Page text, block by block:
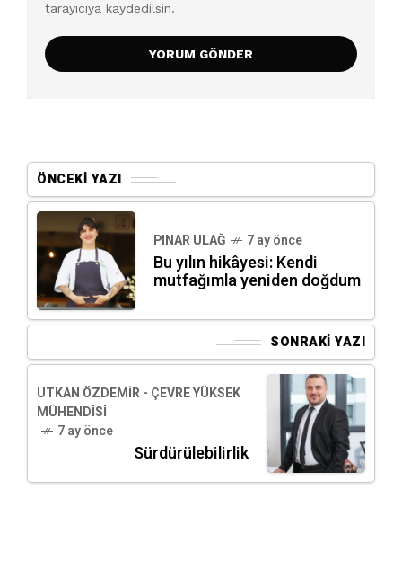
tarayıcıya kaydedilsin.
ÖNCEKI YAZI
PINAR ULAĞ 7 ay önce
Bu yılın hikâyesi: Kendi
mutfağımla yeniden doğdum
SONRAKI YAZI
UTKAN ÖZDEMIR - ÇEVRE YÜKSEK
MÜHENDISI
7 ay önce
Sürdürülebilirlik